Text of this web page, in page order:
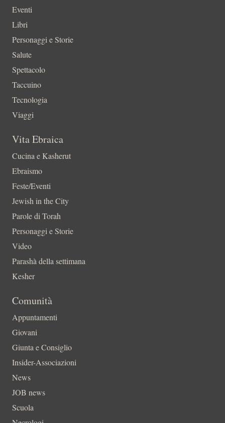
Eventi
Libri
Personaggi e Storie
Salute
Spettacolo
Taccuino
Tecnologia
Viaggi
Vita Ebraica
Cucina e Kasherut
Ebraismo
Feste/Eventi
Jewish in the City
Parole di Torah
Personaggi e Storie
Video
Parashà della settimana
Kesher
Comunità
Appuntamenti
Giovani
Giunta e Consiglio
Insider-Associazioni
News
JOB news
Scuola